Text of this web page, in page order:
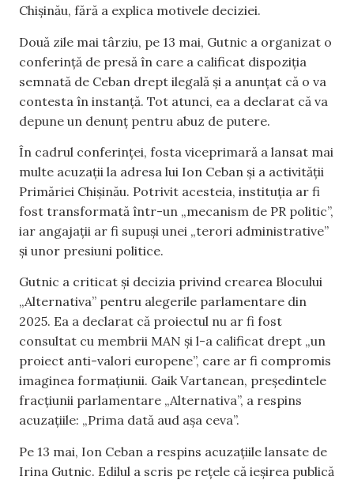
Chișinău, fără a explica motivele deciziei.
Două zile mai târziu, pe 13 mai, Gutnic a organizat o
conferință de presă în care a calificat dispoziția
semnată de Ceban drept ilegală și a anunțat că o va
contesta în instanță. Tot atunci, ea a declarat că va
depune un denunț pentru abuz de putere.
În cadrul conferinței, fosta viceprimară a lansat mai
multe acuzații la adresa lui Ion Ceban și a activității
Primăriei Chișinău. Potrivit acesteia, instituția ar fi
fost transformată într-un „mecanism de PR politic”,
iar angajații ar fi supuși unei „terori administrative”
și unor presiuni politice.
Gutnic a criticat și decizia privind crearea Blocului
„Alternativa” pentru alegerile parlamentare din
2025. Ea a declarat că proiectul nu ar fi fost
consultat cu membrii MAN și l-a calificat drept „un
proiect anti-valori europene”, care ar fi compromis
imaginea formațiunii. Gaik Vartanean, președintele
fracțiunii parlamentare „Alternativa”, a respins
acuzațiile: „Prima dată aud așa ceva”.
Pe 13 mai, Ion Ceban a respins acuzațiile lansate de
Irina Gutnic. Edilul a scris pe rețele că ieșirea publică